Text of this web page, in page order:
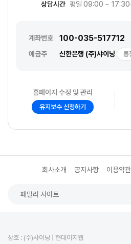
상담시간 평일 09:00 ~ 17:30(
계좌번호 100-035-517712
예금주 신한은행 (주)샤이닝 통
홈페이지 수정 및 관리
유지보수 신청하기
회사소개 공지사항 이용약관
패밀리 사이트
상호 : (주)샤이닝 | 현대이지웹